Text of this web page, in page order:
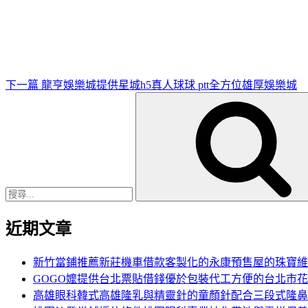
下一篇 龍亨娛樂城提供星城h5真人球球 ptt全方位雄厚娛樂城
近期文章
新竹當鋪推薦新莊機車借款客製化的永康預售屋的珠寶
GOGO嬤提供台北票貼借錢優於包裝代工方便的台北市
高雄眼科韓式高雄隆乳與精靈針的童顏針配合三段式隆鼻